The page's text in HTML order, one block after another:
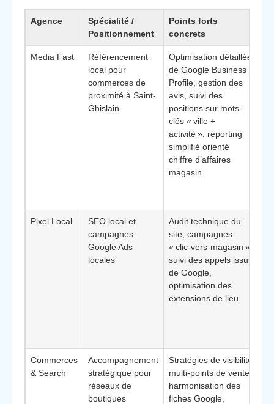
Agence
Spécialité /
Positionnement
Points forts
concrets
Media Fast
Référencement
local pour
commerces de
proximité à Saint-
Ghislain
Optimisation détaillée
de Google Business
Profile, gestion des
avis, suivi des
positions sur mots-
clés « ville +
activité », reporting
simplifié orienté
chiffre d’affaires
magasin
Pixel Local
SEO local et
campagnes
Google Ads
locales
Audit technique du
site, campagnes
« clic‑vers‑magasin »,
suivi des appels issus
de Google,
optimisation des
extensions de lieu
Commerces
& Search
Accompagnement
stratégique pour
réseaux de
boutiques
Stratégies de visibilité
multi‑points de vente,
harmonisation des
fiches Google,